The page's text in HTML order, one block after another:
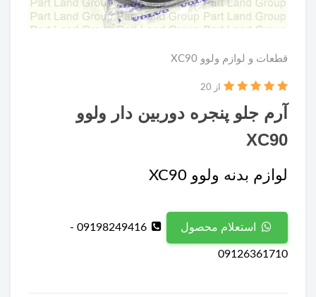
قطعات و لوازم ولوو XC90
آرم جلو پنجره دوربین دار ولوو
XC90
از 20
لوازم بدنه ولوو XC90
استعلام محصول 09198249416 -
09126361710